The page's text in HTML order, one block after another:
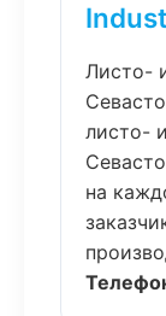
Листо-
листо-
на